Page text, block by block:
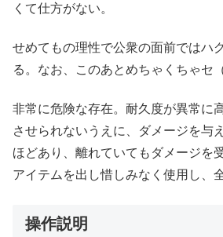
くて仕方がない。
せめてもの理性で公衆の面前ではハ
る。なお、このあとめちゃくちゃセ
非常に危険な存在。耐久度が異常に
させられないうえに、ダメージを与
ほどあり、離れていてもダメージを
アイテムを出し惜しみなく使用し、
操作説明